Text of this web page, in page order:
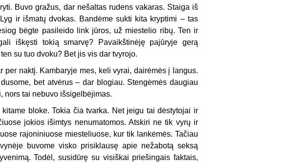
Buvo gražus, dar nešaltas rudens vakaras. Staiga iš
ir išmatų dvokas. Bandėme sukti kita kryptimi – tas
bėgte pasileido link jūros, už miestelio ribų. Ten ir
iškęsti tokią smarvę? Pavaikštinėję pajūryje gerą
su tuo dvoku? Bet jis vis dar tvyrojo.
per naktį. Kambaryje mes, keli vyrai, dairėmės į langus.
bet atvėrus – dar blogiau. Stengėmės daugiau
nors tai nebuvo išsigelbėjimas.
bloke. Tokia čia tvarka. Net jeigu tai dėstytojai ir
jokios išimtys nenumatomos. Atskiri ne tik vyrų ir
rajoniniuose miesteliuose, kur tik lankėmės. Tačiau
buvome visko prisiklausę apie nežabotą seksą
Todėl, susidūrę su visiškai priešingais faktais,